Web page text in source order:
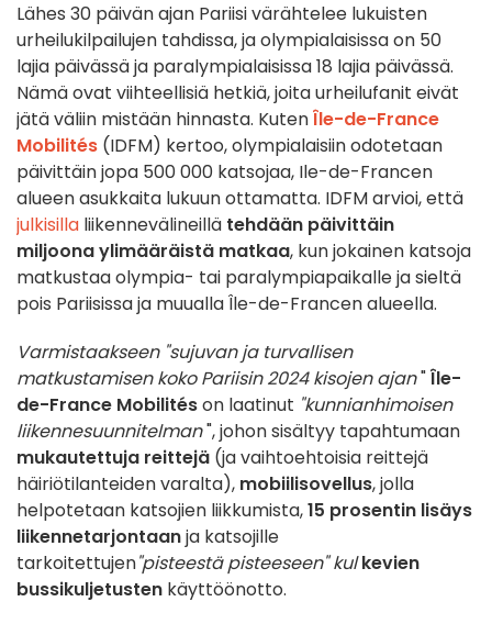
Lähes 30 päivän ajan Pariisi värähtelee lukuisten
urheilukilpailujen tahdissa, ja olympialaisissa on 50
lajia päivässä ja paralympialaisissa 18 lajia päivässä.
Nämä ovat viihteellisiä hetkiä, joita urheilufanit eivät
jätä väliin mistään hinnasta. KutenÎle-de-France
Mobilités (IDFM) kertoo, olympialaisiin odotetaan
päivittäin jopa 500 000 katsojaa, Ile-de-Francen
alueen asukkaita lukuun ottamatta. IDFM arvioi, että
julkisilla liikennevälineillä tehdään päivittäin
miljoona ylimääräistä matkaa, kun jokainen katsoja
matkustaa olympia- tai paralympiapaikalle ja sieltä
pois Pariisissa ja muualla Île-de-Francen alueella.
Varmistaakseen "sujuvan ja turvallisen
matkustamisen koko Pariisin 2024 kisojen ajan"Île-
de-France Mobilitéson laatinut "kunnianhimoisen
liikennesuunnitelman", johon sisältyy tapahtumaan
mukautettuja reittejä (ja vaihtoehtoisia reittejä
häiriötilanteiden varalta), mobiilisovellus, jolla
helpotetaan katsojien liikkumista,15 prosentin lisäys
liikennetarjontaanja katsojille
tarkoitettujen"pisteestä pisteeseen" kulkevien
bussikuljetusten käyttöönotto.